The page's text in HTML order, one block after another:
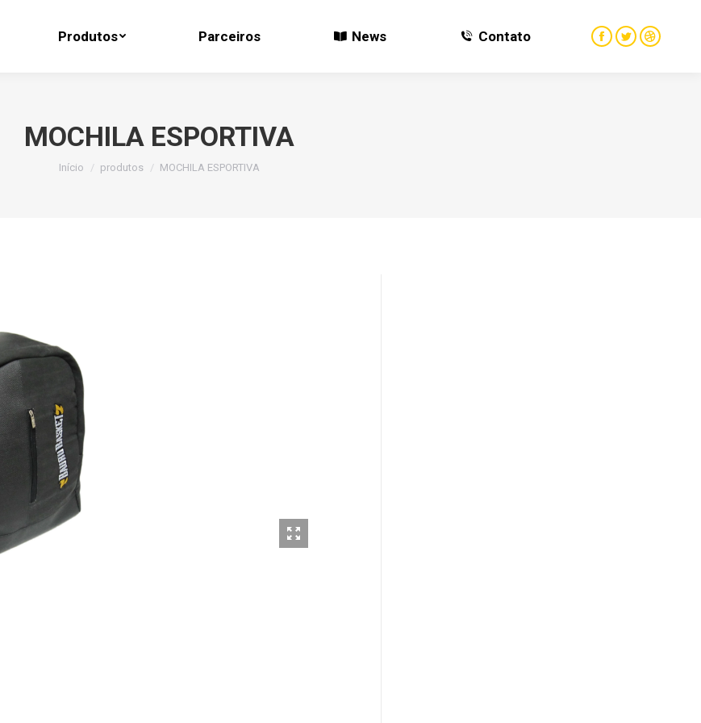
Produtos Parceiros News Contato
MOCHILA ESPORTIVA
Você está aqui:
Início produtos MOCHILA ESPORTIVA